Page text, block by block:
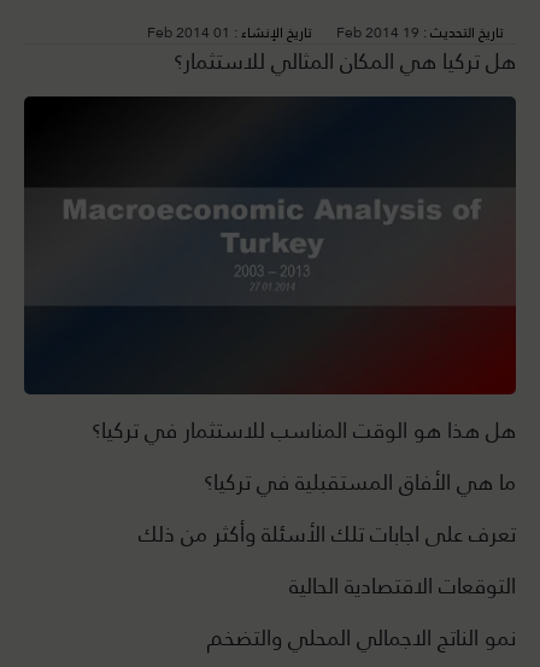
تاريخ التحديث : 19 Feb 2014 تاريخ الإنشاء : 01 Feb 2014
هل تركيا هي المكان المثالي للاستثمار؟
هل هذا هو الوقت المناسب للاستثمار في تركيا؟
ما هي الأفاق المستقبلية في تركيا؟
تعرف على اجابات تلك الأسئلة وأكثر من ذلك
التوقعات الاقتصادية الحالية
نمو الناتج الاجمالي المحلي والتضخم